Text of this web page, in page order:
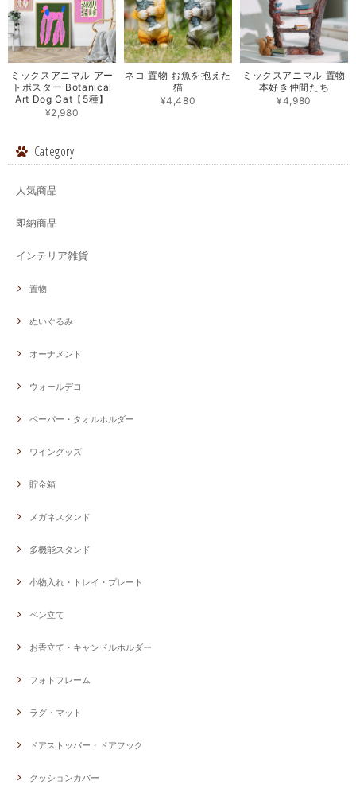
ミックスアニマル アー
トポスター Botanical
Art Dog Cat【5種】
¥2,980
ネコ 置物 お魚を抱えた
猫
¥4,480
ミックスアニマル 置物
本好き仲間たち
¥4,980
Category
人気商品
即納商品
インテリア雑貨
置物
ぬいぐるみ
オーナメント
ウォールデコ
ペーパー・タオルホルダー
ワイングッズ
貯金箱
メガネスタンド
多機能スタンド
小物入れ・トレイ・プレート
ペン立て
お香立て・キャンドルホルダー
フォトフレーム
ラグ・マット
ドアストッパー・ドアフック
クッションカバー